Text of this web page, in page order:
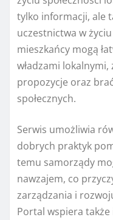
tylko informacji, ale
uczestnictwa w
mieszkańcy mogą
władzami lokalnymi,
propozycje oraz
społecznych.
Serwis umożliwia
dobrych praktyk
temu samorządy
nawzajem, co
zarządzania i
Portal wspiera